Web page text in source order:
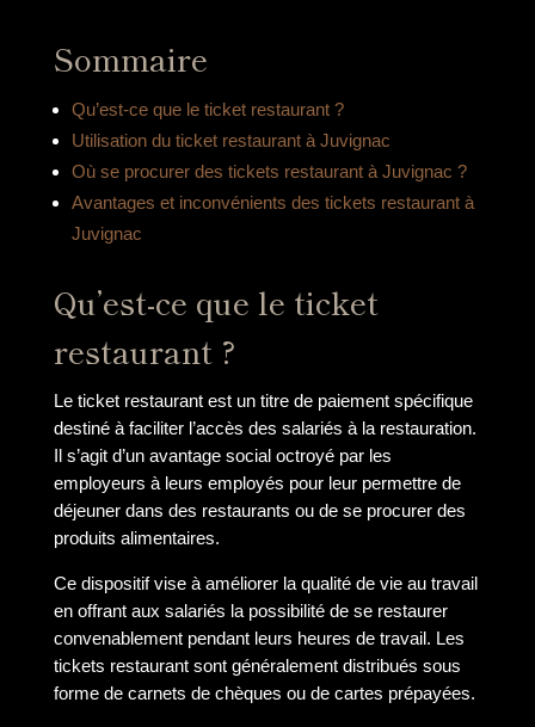
Sommaire
Qu’est-ce que le ticket restaurant ?
Utilisation du ticket restaurant à Juvignac
Où se procurer des tickets restaurant à Juvignac ?
Avantages et inconvénients des tickets restaurant à
Juvignac
Qu’est-ce que le ticket
restaurant ?
Le ticket restaurant est un titre de paiement spécifique
destiné à faciliter l’accès des salariés à la restauration.
Il s’agit d’un avantage social octroyé par les
employeurs à leurs employés pour leur permettre de
déjeuner dans des restaurants ou de se procurer des
produits alimentaires.
Ce dispositif vise à améliorer la qualité de vie au travail
en offrant aux salariés la possibilité de se restaurer
convenablement pendant leurs heures de travail. Les
tickets restaurant sont généralement distribués sous
forme de carnets de chèques ou de cartes prépayées.